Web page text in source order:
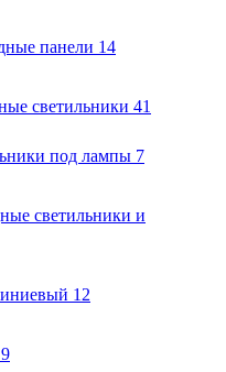
панели 14
светильники 41
под лампы 7
светильники и
12
9